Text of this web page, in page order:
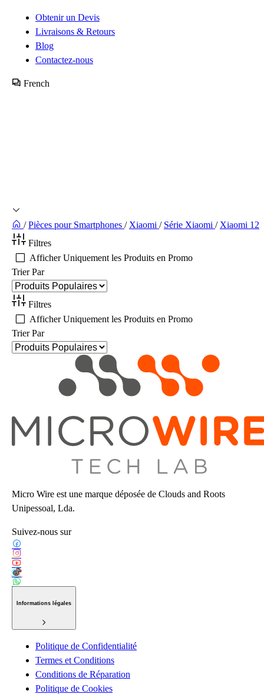
Obtenir un Devis
Livraisons & Retours
Blog
Contactez-nous
French
/ Pièces pour Smartphones / Xiaomi / Série Xiaomi / Xiaomi 12
Filtres
Afficher Uniquement les Produits en Promo
Trier Par
Filtres
Afficher Uniquement les Produits en Promo
Trier Par
Micro Wire est une marque déposée de Clouds and Roots
Unipessoal, Lda.
Suivez-nous sur
Informations légales
Politique de Confidentialité
Termes et Conditions
Conditions de Réparation
Politique de Cookies